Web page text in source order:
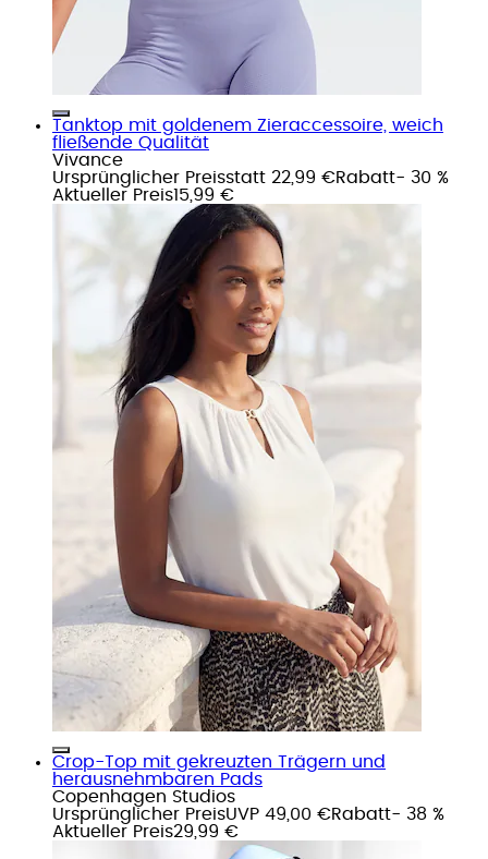
Tanktop mit goldenem Zieraccessoire, weich
fließende Qualität
Vivance
Ursprünglicher Preisstatt 22,99 €Rabatt- 30 %
Aktueller Preis15,99 €
Crop-Top mit gekreuzten Trägern und
herausnehmbaren Pads
Copenhagen Studios
Ursprünglicher PreisUVP 49,00 €Rabatt- 38 %
Aktueller Preis29,99 €